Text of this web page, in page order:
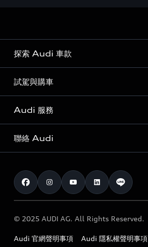
探索 Audi 車款
所有車款
客製化您的 Audi
Audi 純電生活圈
奧迪嚴選中古車
試駕與購車
購車方案
最新優惠
預約試駕 | 多元安心賞車
Audi 經銷商服務據點
Audi 服務
Audi 原廠配件與精品
myAudi TW app
定期保養
保固
召回案件查詢
聯絡 Audi
訂閱電子報
與我聯繫
© 2025 AUDI AG. All Rights Reserved.
Audi 官網聲明事項 Audi 隱私權聲明事項